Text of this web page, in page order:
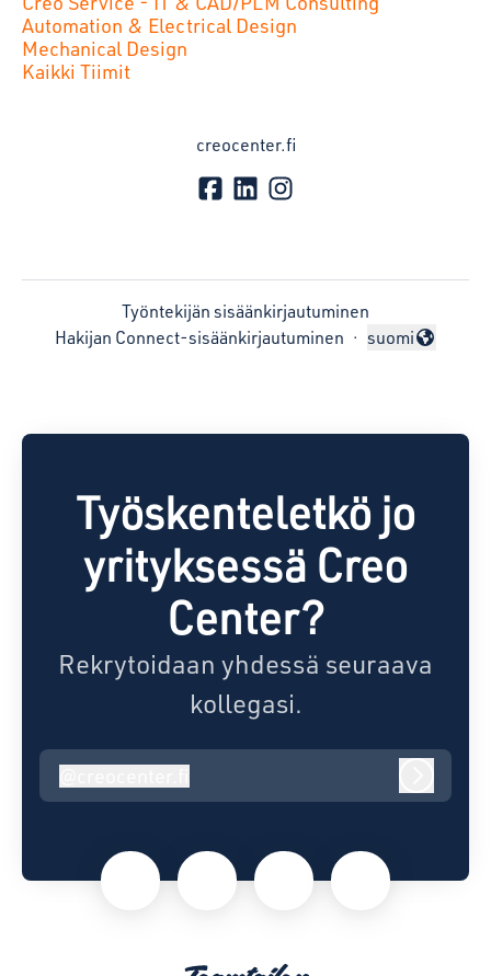
Automation & Electrical Design
Mechanical Design
Kaikki Tiimit
creocenter.fi
Työntekijän sisäänkirjautuminen
Hakijan Connect-sisäänkirjautuminen ·
Vaihda kieli
suomi
Työskenteletkö jo
yrityksessä Creo
Center?
Rekrytoidaan yhdessä seuraava
kollegasi.
creocenter.fi